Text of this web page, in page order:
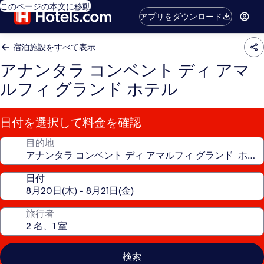
このページの本文に移動
アプリをダウンロード
宿泊施設をすべて表示
アナンタラ コンベント ディ アマ
ルフィ グランド ホテル
日付を選択して料金を確認
目的地
日付
旅行者
検索